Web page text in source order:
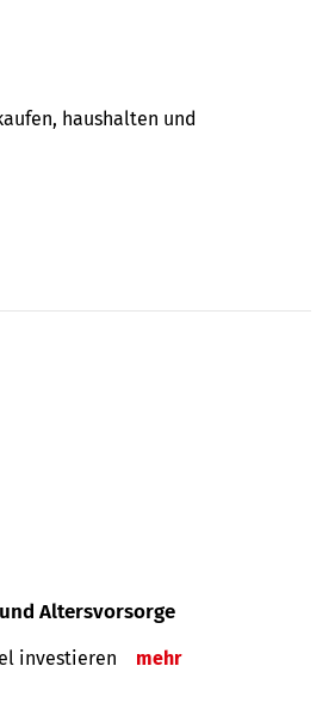
haushalten und
Altersvorsorge
investieren mehr